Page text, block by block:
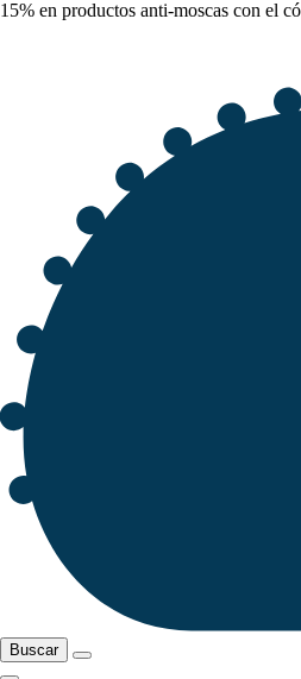
15% en productos anti-moscas con el
Buscar